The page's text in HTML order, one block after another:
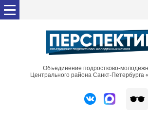
Объединение подростково-
Центрального района Санкт-Петербурга